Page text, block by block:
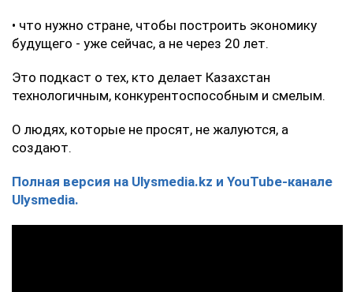
• что нужно стране, чтобы построить экономику
будущего - уже сейчас, а не через 20 лет.
Это подкаст о тех, кто делает Казахстан
технологичным, конкурентоспособным и смелым.
О людях, которые не просят, не жалуются, а
создают.
Полная версия на Ulysmedia.kz и YouTube-канале
Ulysmedia.